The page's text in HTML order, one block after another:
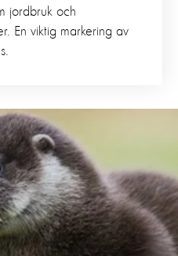
jordbruk och
En viktig markering av